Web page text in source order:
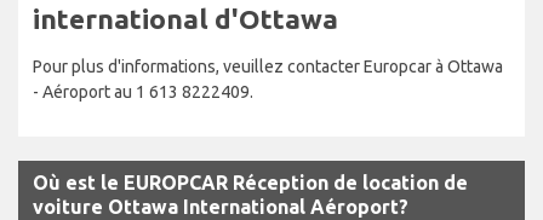
international d'Ottawa
Pour plus d'informations, veuillez contacter Europcar à Ottawa
- Aéroport au 1 613 8222409.
Où est le EUROPCAR Réception de location de
voiture Ottawa International Aéroport?